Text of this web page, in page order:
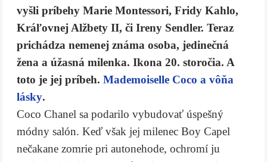
vyšli príbehy Marie Montessori, Fridy Kahlo,
Kráľovnej Alžbety II, či Ireny Sendler. Teraz
prichádza nemenej známa osoba, jedinečná
žena a úžasná milenka. Ikona 20. storočia. A
toto je jej príbeh. Mademoiselle Coco a vôňa
lásky.
Coco Chanel sa podarilo vybudovať úspešný
módny salón. Keď však jej milenec Boy Capel
nečakane zomrie pri autonehode, ochromí ju